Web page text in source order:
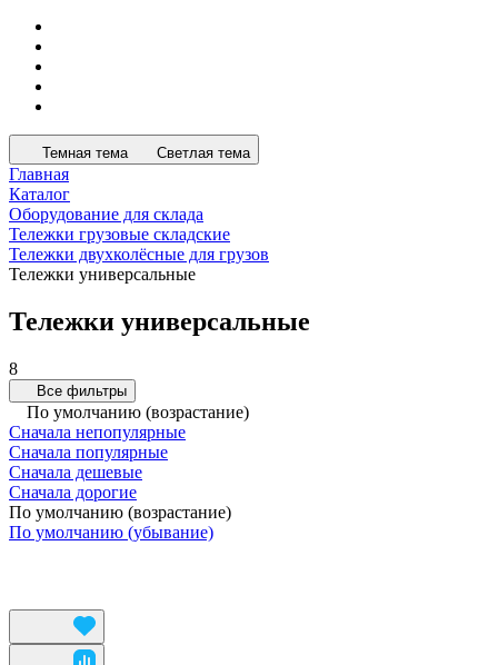
Темная тема Светлая тема
Главная
Каталог
Оборудование для склада
Тележки грузовые складские
Тележки двухколёсные для грузов
Тележки универсальные
Тележки универсальные
8
Все фильтры
По умолчанию (возрастание)
Сначала непопулярные
Сначала популярные
Сначала дешевые
Сначала дорогие
По умолчанию (возрастание)
По умолчанию (убывание)